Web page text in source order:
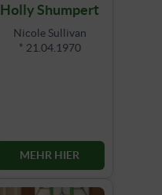
Holly Shumpert
Nicole Sullivan
* 21.04.1970
MEHR HIER